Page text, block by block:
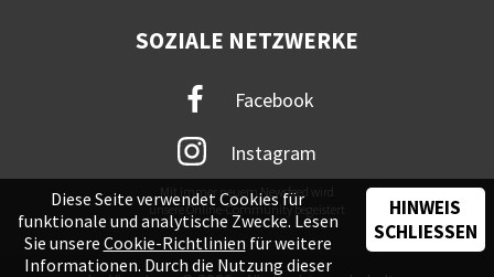
SOZIALE NETZWERKE
Facebook
Instagram
Mit immer neuem Newsfeed wird
unsere Online-Community begeistert
Diese Seite verwendet Cookies für
funktionale und analytische Zwecke. Lesen
Sie unsere Cookie-Richtlinien für weitere
Informationen. Durch die Nutzung dieser
HINWEIS
SCHLIESSEN